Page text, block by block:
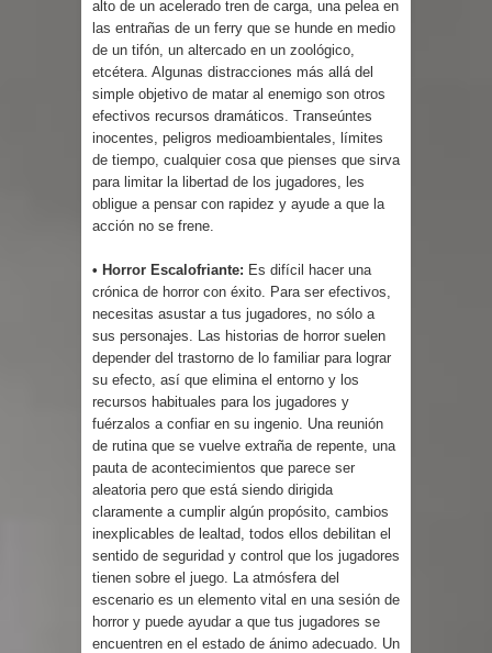
alto de un acelerado tren de carga, una pelea en
las entrañas de un ferry que se hunde en medio
de un tifón, un altercado en un zoológico,
etcétera. Algunas distracciones más allá del
simple objetivo de matar al enemigo son otros
efectivos recursos dramáticos. Transeúntes
inocentes, peligros medioambientales, límites
de tiempo, cualquier cosa que pienses que sirva
para limitar la libertad de los jugadores, les
obligue a pensar con rapidez y ayude a que la
acción no se frene.
• Horror Escalofriante: Es difícil hacer una
crónica de horror con éxito. Para ser efectivos,
necesitas asustar a tus jugadores, no sólo a
sus personajes. Las historias de horror suelen
depender del trastorno de lo familiar para lograr
su efecto, así que elimina el entorno y los
recursos habituales para los jugadores y
fuérzalos a confiar en su ingenio. Una reunión
de rutina que se vuelve extraña de repente, una
pauta de acontecimientos que parece ser
aleatoria pero que está siendo dirigida
claramente a cumplir algún propósito, cambios
inexplicables de lealtad, todos ellos debilitan el
sentido de seguridad y control que los jugadores
tienen sobre el juego. La atmósfera del
escenario es un elemento vital en una sesión de
horror y puede ayudar a que tus jugadores se
encuentren en el estado de ánimo adecuado. Un